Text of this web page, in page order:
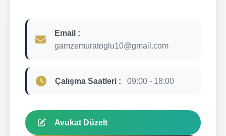
Email :
gamzemuratoglu10@gmail.com
Çalışma Saatleri : 09:00 - 18:00
Avukat Düzelt